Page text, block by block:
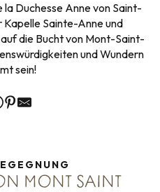
la Duchesse Anne von Saint-
Kapelle Sainte-Anne und
die Bucht von Mont-Saint-
und Wundern
sein!
MONT SAINT